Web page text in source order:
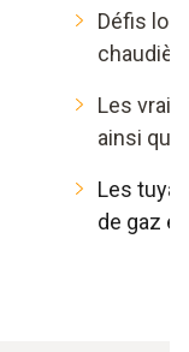
Défis
Les
ainsi que
Les
de gaz